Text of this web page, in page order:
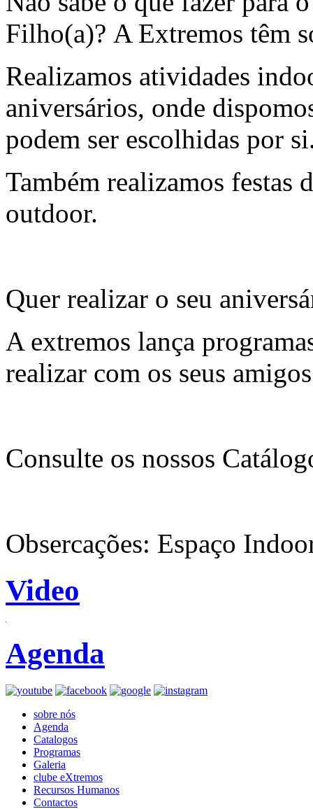
Filho(a)? A Extremos têm
Realizamos atividades
aniversários, onde
podem ser escolhidas por
Também realizamos festas
outdoor.
Quer realizar o seu
A extremos lança
realizar com os seus
Consulte os nossos
Obsercações: Espaço
Video
Agenda
sobre nós
Agenda
Catalogos
Programas
Galeria
clube eXtremos
Recursos Humanos
Contactos